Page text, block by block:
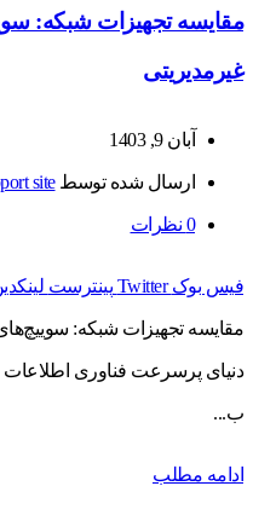
مقایسه تجهیزات شبکه:
غیرمدیریتی
آبان 9, 1403
ارسال شده توسطsite
0 نظرات
فیس بوک Twitter پینترست
مقایسه تجهیزات شبکه:
دنیای پرسرعت فناوری اطلاعات
ب...
ادامه مطلب